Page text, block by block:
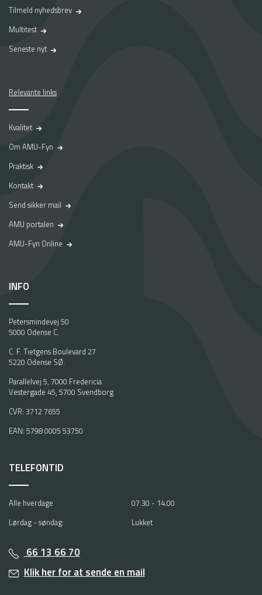
Tilmeld nyhedsbrev
Multitest
Seneste nyt
Relevante links
Kvalitet
Om AMU-Fyn
Praktisk
Kontakt
Send sikker mail
AMU portalen
AMU-Fyn Online
INFO
Petersmindevej 50
5000 Odense C.
C. F. Tietgens Boulevard 27
5220 Odense SØ.
Parallelvej 5, 7000 Fredericia
Vestergade 45, 5700 Svendborg
CVR: 3712 7655
EAN: 5798 0005 53750
TELEFONTID
Alle hverdage
07.30 - 14.00
Lørdag - søndag:
Lukket
66 13 66 70
Klik her for at sende en mail